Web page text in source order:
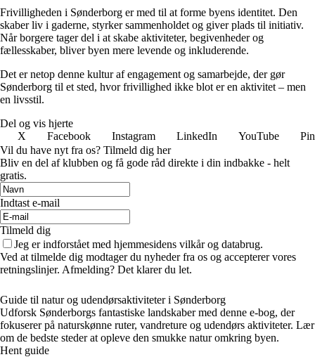
Frivilligheden i Sønderborg er med til at forme byens identitet. Den
skaber liv i gaderne, styrker sammenholdet og giver plads til initiativ.
Når borgere tager del i at skabe aktiviteter, begivenheder og
fællesskaber, bliver byen mere levende og inkluderende.
Det er netop denne kultur af engagement og samarbejde, der gør
Sønderborg til et sted, hvor frivillighed ikke blot er en aktivitet – men
en livsstil.
Del og vis hjerte
X
Facebook Instagram LinkedIn YouTube
Vil du have nyt fra os? Tilmeld dig her
Bliv en del af klubben og få gode råd direkte i din indbakke - helt
gratis.
Indtast e-mail
Tilmeld dig
Jeg er indforstået med hjemmesidens vilkår og databrug.
Ved at tilmelde dig modtager du nyheder fra os og accepterer vores
retningslinjer. Afmelding? Det klarer du let.
Guide til natur og udendørsaktiviteter i Sønderborg
Udforsk Sønderborgs fantastiske landskaber med denne e-bog, der
fokuserer på naturskønne ruter, vandreture og udendørs aktiviteter. Lær
om de bedste steder at opleve den smukke natur omkring byen.
Hent guide